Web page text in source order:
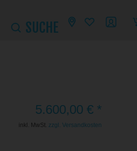
SUCHE
5.600,00 € *
inkl. MwSt. zzgl. Versandkosten